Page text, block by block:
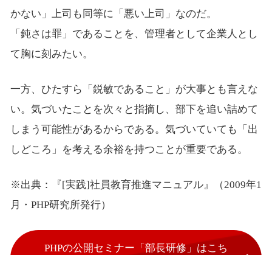
かない」上司も同等に「悪い上司」なのだ。
「鈍さは罪」であることを、管理者として企業人とし
て胸に刻みたい。
一方、ひたすら「鋭敏であること」が大事とも言えな
い。気づいたことを次々と指摘し、部下を追い詰めて
しまう可能性があるからである。気づいていても「出
しどころ」を考える余裕を持つことが重要である。
※出典：『[実践]社員教育推進マニュアル』（2009年1
月・PHP研究所発行）
PHPの公開セミナー「部長研修」はこち